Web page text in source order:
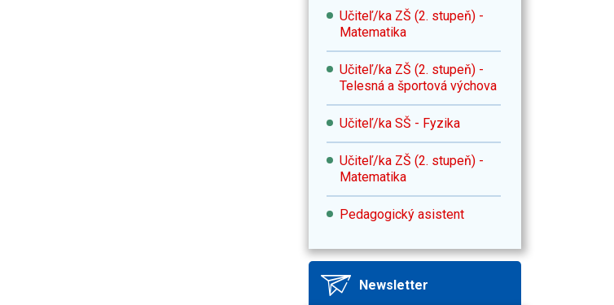
Učiteľ/ka ZŠ (2. stupeň) -
Matematika
Učiteľ/ka ZŠ (2. stupeň) -
Telesná a športová výchova
Učiteľ/ka SŠ - Fyzika
Učiteľ/ka ZŠ (2. stupeň) -
Matematika
Pedagogický asistent
Newsletter